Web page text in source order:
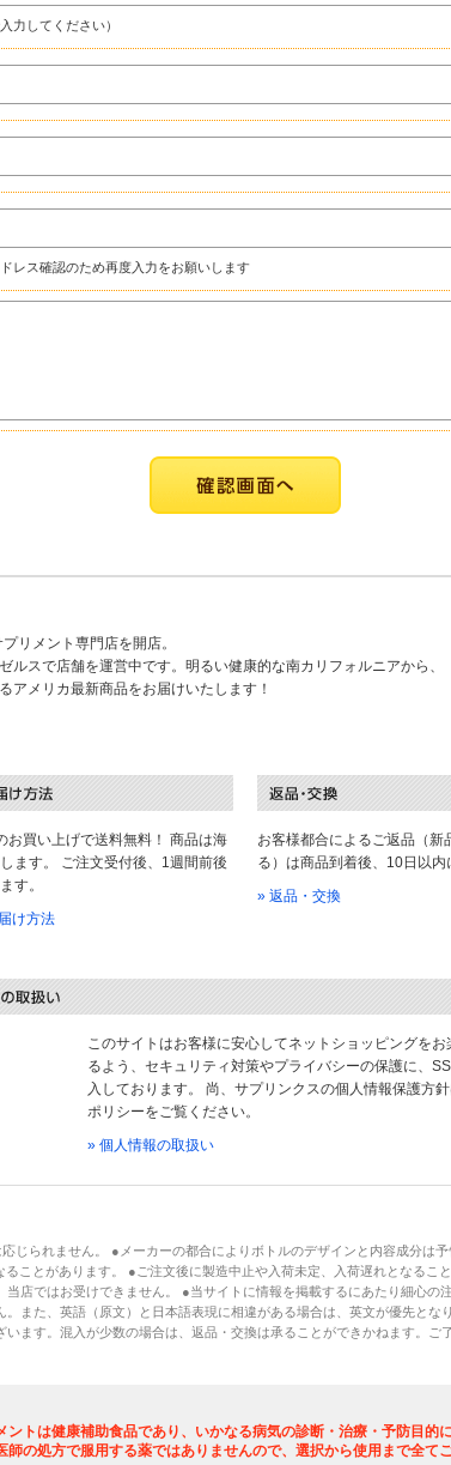
力してください）
レス確認のため再度入力をお願いします
リメント専門店を開店。
ルスで店舗を運営中です。明るい健康的な南カリフォルニアから、
アメリカ最新商品をお届けいたします！
お買い上げで送料無料！ 商品は海
ます。 ご注文受付後、1週間前後
す。
け方法
お客様都合によるご返品（新
る）は商品到着後、10日以内
» 返品・交換
このサイトはお客様に安心してネットショッピングをお
るよう、セキュリティ対策やプライバシーの保護に、
入しております。 尚、サプリンクスの個人情報保護方
ポリシーをご覧ください。
» 個人情報の取扱い
じられません。 ●メーカーの都合によりボトルのデザインと内容成分は
ことがあります。 ●ご注文後に製造中止や入荷未定、入荷遅れとなるこ
店ではお受けできません。 ●当サイトに情報を掲載するにあたり細心の
また、英語（原文）と日本語表現に相違がある場合は、英文が優先とな
ます。混入が少数の場合は、返品・交換は承ることができかねます。ご
ントは健康補助食品であり、いかなる病気の診断・治療・予防目的
師の処方で服用する薬ではありませんので、選択から使用まで全て